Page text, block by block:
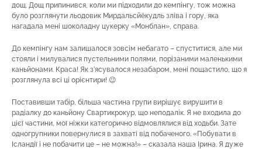
дощ. Дощ припинився, коли ми підходили до кемпінгу, тож можна
було розглянути льодовик Мирдальсйёкудль зліва і гору, яка
нагадала мені шоколадну цукерку «Монблан», справа.
До кемпінгу нам залишалося зовсім небагато – спуститися, але ми
стояли і милувалися пустельними полями, порізаними маленькими
каньйонами. Краса! Як з’ясувалося незабаром, мені пощастило, що я
розглянула всі ці орієнтири! 😉
Поставивши табір, більша частина групи вирішує вирушити в
радіалку до каньйону Свартикрокур, що неподалік. Я не входила до
цієї частини, мої ніжки категорично відмовлялися від ходьби. Зате
одногрупники повернулися в захваті від побаченого. «Побувати в
Ісландії і не побачити це – не можна!» – сказала наша Ірина. Я дуже